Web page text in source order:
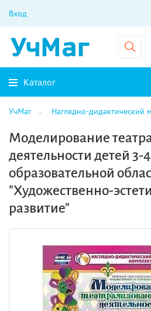
Вход
Каталог
УчМаг Наглядно-дидактический
Моделирование
деятельности детей 3-
образовательной
"Художественно-
развитие"